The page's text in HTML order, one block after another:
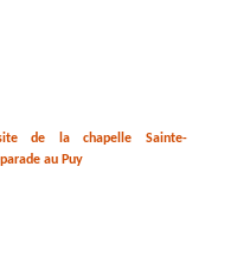
de la chapelle Sainte-
au Puy